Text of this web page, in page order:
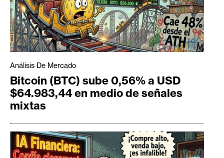
Análisis De Mercado
Bitcoin (BTC) sube 0,56% a USD
$64.983,44 en medio de señales
mixtas